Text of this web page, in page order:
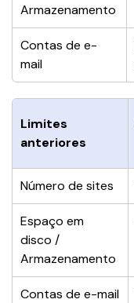
Armazenamento
Contas de e-
mail
Limites
anteriores
Número de sites
Espaço em
disco /
Armazenamento
Contas de e-mail